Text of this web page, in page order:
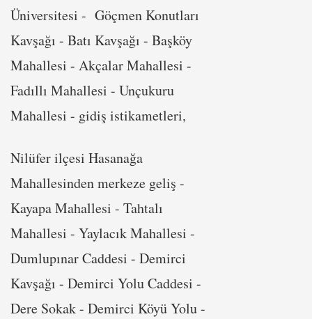
Üniversitesi - Göçmen Konutları
Kavşağı - Batı Kavşağı - Başköy
Mahallesi - Akçalar Mahallesi -
Fadıllı Mahallesi - Unçukuru
Mahallesi - gidiş istikametleri,
Nilüfer ilçesi Hasanağa
Mahallesinden merkeze geliş -
Kayapa Mahallesi - Tahtalı
Mahallesi - Yaylacık Mahallesi -
Dumlupınar Caddesi - Demirci
Kavşağı - Demirci Yolu Caddesi -
Dere Sokak - Demirci Köyü Yolu -